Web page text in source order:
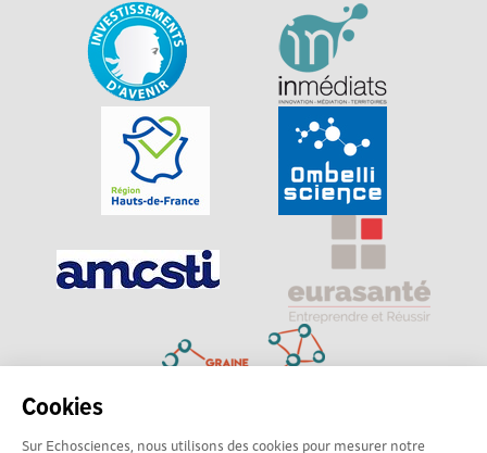
Cookies
Sur Echosciences, nous utilisons des cookies pour mesurer notre